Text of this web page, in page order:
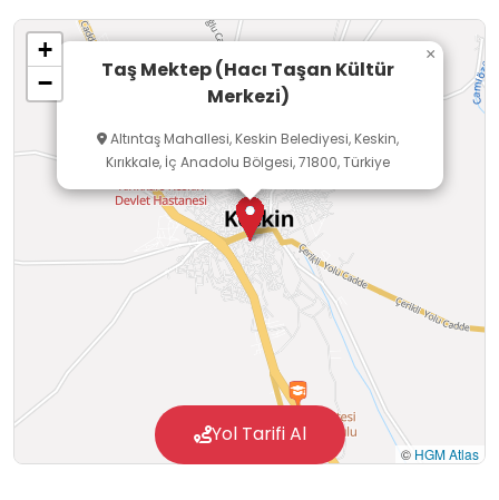
geliştirir.
Merkezde düzenlenen türkü dinletileri ve kültürel
sohbetler, öğrencilerin sosyal-duygusal
değerlere sahip çıkma bilinci kazanmalarına
katkı sağlar. Taş Mektep, temel eğitim
öğrencilerinin yaparak ve yaşayarak
öğrenmelerini destekleyen, kültürel kimliklerini
güçlendiren nitelikli bir okul dışı öğrenme
mekânıdır.
Taş Mektep (Hacı Taşan Kültür
Merkezi)
Altıntaş Mahallesi, Keskin Belediyesi, Keskin,
Kırıkkale, İç Anadolu Bölgesi, 71800, Türkiye
×
+
−
© HGM Atlas
Yol Tarifi Al